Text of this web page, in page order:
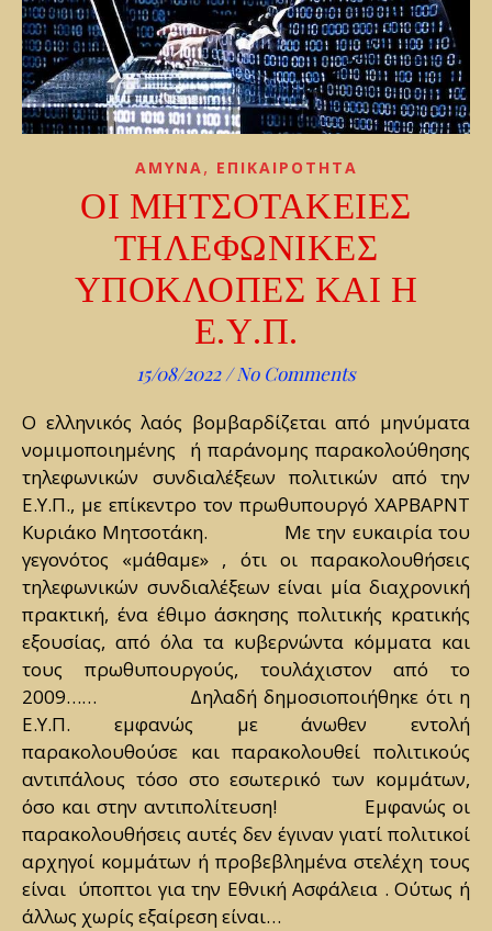
AMYNA, ΕΠΙΚΑΙΡΟΤΗΤΑ
ΟΙ ΜΗΤΣΟΤΑΚΕΙΕΣ
ΤΗΛΕΦΩΝΙΚΕΣ
ΥΠΟΚΛΟΠΕΣ ΚΑΙ Η
Ε.Υ.Π.
15/08/2022 / No Comments
Ο ελληνικός λαός βομβαρδίζεται από μηνύματα
νομιμοποιημένης ή παράνομης παρακολούθησης
τηλεφωνικών συνδιαλέξεων πολιτικών από την
Ε.Υ.Π., με επίκεντρο τον πρωθυπουργό ΧΑΡΒΑΡΝΤ
Κυριάκο Μητσοτάκη. Με την ευκαιρία του
γεγονότος «μάθαμε» , ότι οι παρακολουθήσεις
τηλεφωνικών συνδιαλέξεων είναι μία διαχρονική
πρακτική, ένα έθιμο άσκησης πολιτικής κρατικής
εξουσίας, από όλα τα κυβερνώντα κόμματα και
τους πρωθυπουργούς, τουλάχιστον από το
2009…… Δηλαδή δημοσιοποιήθηκε ότι η
Ε.Υ.Π. εμφανώς με άνωθεν εντολή
παρακολουθούσε και παρακολουθεί πολιτικούς
αντιπάλους τόσο στο εσωτερικό των κομμάτων,
όσο και στην αντιπολίτευση! Εμφανώς οι
παρακολουθήσεις αυτές δεν έγιναν γιατί πολιτικοί
αρχηγοί κομμάτων ή προβεβλημένα στελέχη τους
είναι ύποπτοι για την Εθνική Ασφάλεια . Ούτως ή
άλλως χωρίς εξαίρεση είναι…